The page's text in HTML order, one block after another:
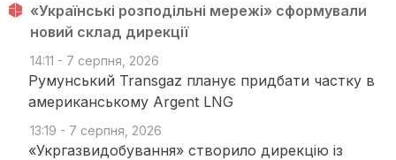
«Українські розподільні мережі» сформували
новий склад дирекції
14:11 - 7 серпня, 2026
Румунський Transgaz планує придбати частку в
американському Argent LNG
13:19 - 7 серпня, 2026
«Укргазвидобування» створило дирекцію із